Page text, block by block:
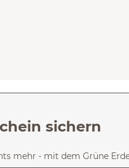
sichern
mehr - mit dem Grüne